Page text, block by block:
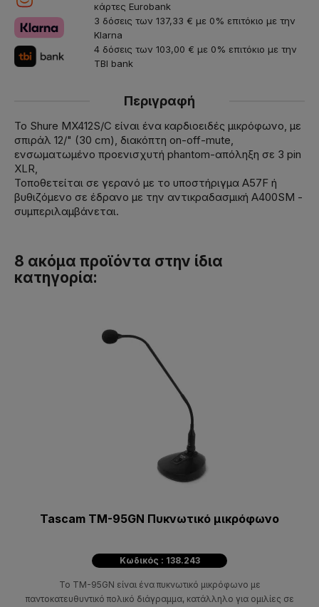
κάρτες Eurobank
3 δόσεις των 137,33 € με 0% επιτόκιο με την
Klarna
4 δόσεις των 103,00 € με 0% επιτόκιο με την
TBI bank
Περιγραφή
Το Shure MX412S/C είναι ένα καρδιοειδές μικρόφωνο, με
σπιράλ 12/" (30 cm), διακόπτη on-off-mute,
ενσωματωμένο προενισχυτή phantom-απόληξη σε 3 pin
XLR,
Τοποθετείται σε γερανό με το υποστήριγμα A57F ή
βυθιζόμενο σε έδρανο με την αντικραδασμική Α400SM -
συμπεριλαμβάνεται.
8 ακόμα προϊόντα στην ίδια
κατηγορία:
Tascam TM-95GN Πυκνωτικό μικρόφωνο
Κωδικός : 138.243
Το TM-95GN είναι ένα πυκνωτικό μικρόφωνο με
παντοκατευθυντικό πολικό διάγραμμα, κατάλληλο για ομιλίες σε